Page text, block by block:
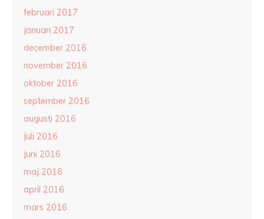
februari 2017
januari 2017
december 2016
november 2016
oktober 2016
september 2016
augusti 2016
juli 2016
juni 2016
maj 2016
april 2016
mars 2016